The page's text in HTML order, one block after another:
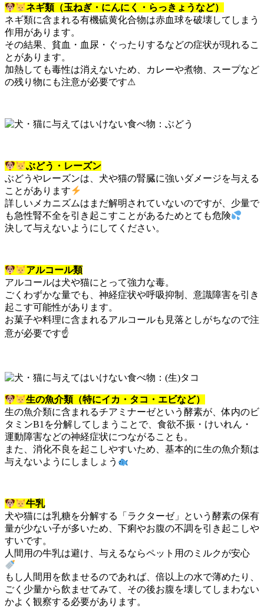
ネギ類（玉ねぎ・にんにく・らっきょうなど）
ネギ類に含まれる有機硫黄化合物は赤血球を破壊してしまう
作用があります。
その結果、貧血・血尿・ぐったりするなどの症状が現れるこ
とがあります。
加熱しても毒性は消えないため、カレーや煮物、スープなど
の残り物にも注意が必要です⚠
ぶどう・レーズン
ぶどうやレーズンは、犬や猫の腎臓に強いダメージを与える
ことがあります
詳しいメカニズムはまだ解明されていないのですが、少量で
も急性腎不全を引き起こすことがあるためとても危険
決して与えないようにしてください。
アルコール類
アルコールは犬や猫にとって強力な毒。
ごくわずかな量でも、神経症状や呼吸抑制、意識障害を引き
起こす可能性があります。
お菓子や料理に含まれるアルコールも見落としがちなので注
意が必要です☝
生の魚介類（特にイカ・タコ・エビなど）
生の魚介類に含まれるチアミナーゼという酵素が、体内のビ
タミンB1を分解してしまうことで、食欲不振・けいれん・
運動障害などの神経症状につながることも。
また、消化不良を起こしやすいため、基本的に生の魚介類は
与えないようにしましょう
牛乳
犬や猫には乳糖を分解する「ラクターゼ」という酵素の保有
量が少ない子が多いため、下痢やお腹の不調を引き起こしや
すいです。
人間用の牛乳は避け、与えるならペット用のミルクが安心
もし人間用を飲ませるのであれば、倍以上の水で薄めたり、
ごく少量から飲ませてみて、その後お腹を壊してしまわない
かよく観察する必要があります。